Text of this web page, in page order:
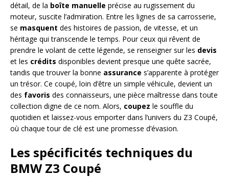
détail, de la boîte manuelle précise au rugissement du
moteur, suscite l’admiration. Entre les lignes de sa carrosserie,
se masquent des histoires de passion, de vitesse, et un
héritage qui transcende le temps. Pour ceux qui rêvent de
prendre le volant de cette légende, se renseigner sur les devis
et les crédits disponibles devient presque une quête sacrée,
tandis que trouver la bonne assurance s’apparente à protéger
un trésor. Ce coupé, loin d’être un simple véhicule, devient un
des favoris des connaisseurs, une pièce maîtresse dans toute
collection digne de ce nom. Alors, coupez le souffle du
quotidien et laissez-vous emporter dans l’univers du Z3 Coupé,
où chaque tour de clé est une promesse d’évasion.
Les spécificités techniques du
BMW Z3 Coupé